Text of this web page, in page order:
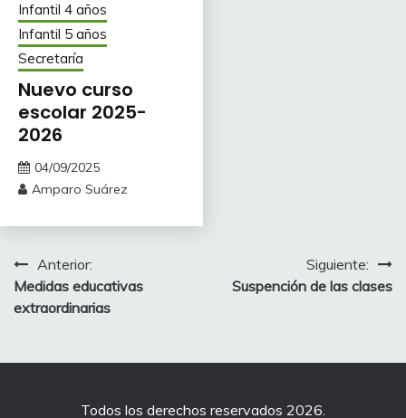
Infantil 4 años
Infantil 5 años
Secretaría
Nuevo curso
escolar 2025-
2026
04/09/2025
Amparo Suárez
Navegación
de
Anterior:
Medidas educativas
extraordinarias
Siguiente:
Suspención de las clases
Todos los derechos reservados 2026.